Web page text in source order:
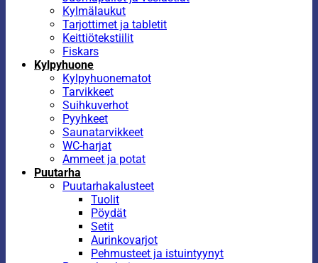
Kylmälaukut
Tarjottimet ja tabletit
Keittiötekstiilit
Fiskars
Kylpyhuone
Kylpyhuonematot
Tarvikkeet
Suihkuverhot
Pyyhkeet
Saunatarvikkeet
WC-harjat
Ammeet ja potat
Puutarha
Puutarhakalusteet
Tuolit
Pöydät
Setit
Aurinkovarjot
Pehmusteet ja istuintyynyt